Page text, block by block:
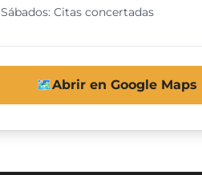
Sábados: Citas concertadas
🗺️Abrir en Google Maps